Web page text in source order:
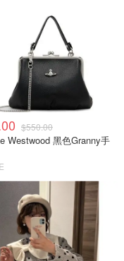
$550.00
Westwood 黑色Granny手